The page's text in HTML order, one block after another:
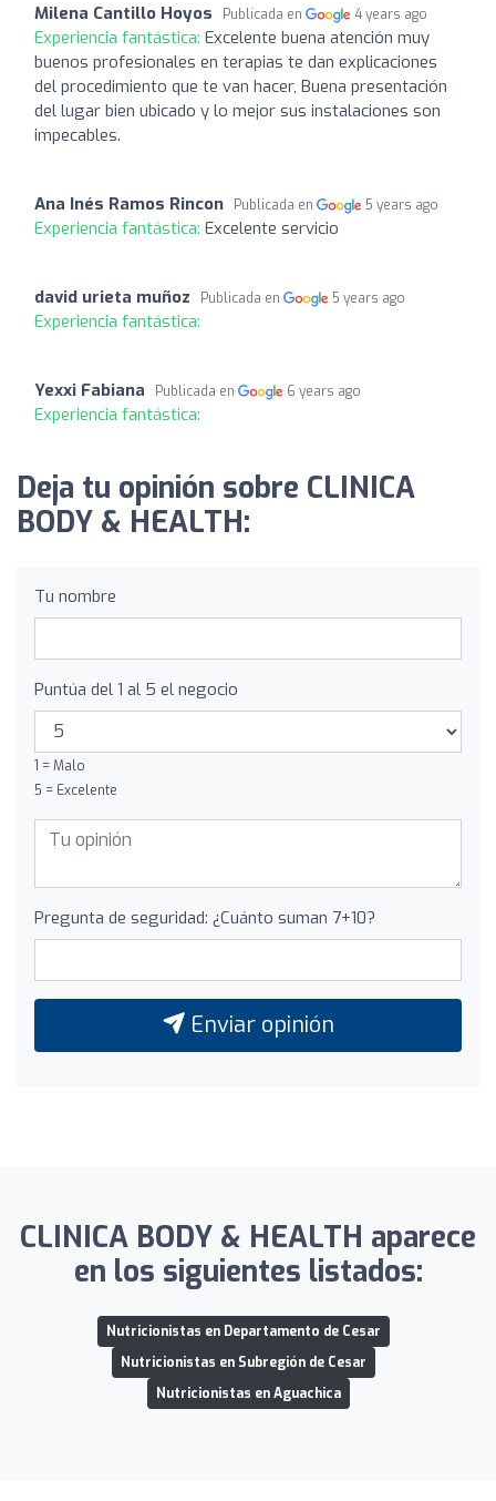
Milena Cantillo Hoyos Publicada en 4 years ago
Experiencia fantástica: Excelente buena atención muy
buenos profesionales en terapias te dan explicaciones
del procedimiento que te van hacer, Buena presentación
del lugar bien ubicado y lo mejor sus instalaciones son
impecables.
Ana Inés Ramos Rincon Publicada en 5 years ago
Experiencia fantástica: Excelente servicio
david urieta muñoz Publicada en 5 years ago
Experiencia fantástica:
Yexxi Fabiana Publicada en 6 years ago
Experiencia fantástica:
Deja tu opinión sobre CLINICA
BODY & HEALTH:
Tu nombre
Puntúa del 1 al 5 el negocio
1 = Malo
5 = Excelente
Pregunta de seguridad: ¿Cuánto suman 7+10?
Enviar opinión
CLINICA BODY & HEALTH aparece
en los siguientes listados:
Nutricionistas en Departamento de Cesar
Nutricionistas en Subregión de Cesar
Nutricionistas en Aguachica